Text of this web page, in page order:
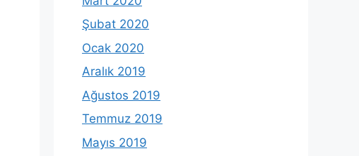
Şubat 2020
Ocak 2020
Aralık 2019
Ağustos 2019
Temmuz 2019
Mayıs 2019